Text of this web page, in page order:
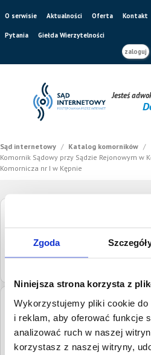
Zgoda
Niniejsza strona korzysta z
Wykorzystujemy pliki cookie
i reklam, aby oferować funkcje
analizować ruch w naszej
korzystasz z naszej witryny,
O serwisie Aktualności Oferta Kontakt
Pytania
Giełda Wierzytelności
zaloguj
Jesteś
Sąd internetowy / Katalog komorników /
Komornik Sądowy przy Sądzie Rejonowym w
Komornicza nr I w Kępnie
Komornik Sądowy przy
Kępnie Magdalena
Komornicza nr I w Kępnie
Adres: UL. RATUSZOWA
Numery
tel.(62) 7822346
fax
(62) 7820155